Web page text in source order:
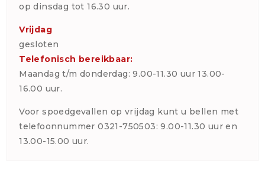
op dinsdag tot 16.30 uur.
Vrijdag
gesloten
Telefonisch bereikbaar:
Maandag t/m donderdag: 9.00-11.30 uur 13.00-
16.00 uur.
Voor spoedgevallen op vrijdag kunt u bellen met
telefoonnummer 0321-750503: 9.00-11.30 uur en
13.00-15.00 uur.